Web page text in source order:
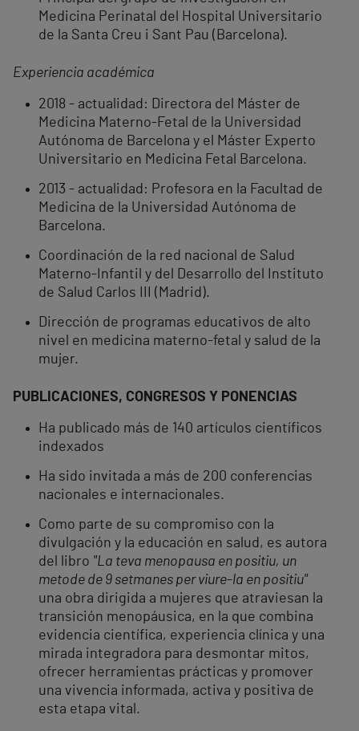
Medicina Perinatal del Hospital Universitario
de la Santa Creu i Sant Pau (Barcelona).
Experiencia académica
2018 - actualidad: Directora del Máster de
Medicina Materno-Fetal de la Universidad
Autónoma de Barcelona y el Máster Experto
Universitario en Medicina Fetal Barcelona.
2013 - actualidad: Profesora en la Facultad de
Medicina de la Universidad Autónoma de
Barcelona.
Coordinación de la red nacional de Salud
Materno-Infantil y del Desarrollo del Instituto
de Salud Carlos III (Madrid).
Dirección de programas educativos de alto
nivel en medicina materno-fetal y salud de la
mujer.
PUBLICACIONES, CONGRESOS Y PONENCIAS
Ha publicado más de 140 artículos científicos
indexados
Ha sido invitada a más de 200 conferencias
nacionales e internacionales.
Como parte de su compromiso con la
divulgación y la educación en salud, es autora
del libro "La teva menopausa en positiu, un
metode de 9 setmanes per viure-la en positiu"
una obra dirigida a mujeres que atraviesan la
transición menopáusica, en la que combina
evidencia científica, experiencia clínica y una
mirada integradora para desmontar mitos,
ofrecer herramientas prácticas y promover
una vivencia informada, activa y positiva de
esta etapa vital.